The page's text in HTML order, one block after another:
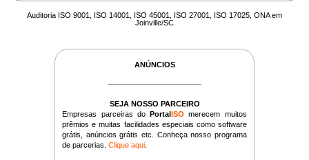
Auditoria ISO 9001, ISO 14001, ISO 45001, ISO 27001, ISO 17025, ONA em
Joinville/SC
ANÚNCIOS
SEJA NOSSO PARCEIRO
Empresas parceiras doPortalISO merecem muitos
prêmios e muitas facilidades especiais como software
grátis, anúncios grátis etc. Conheça nosso programa
de parcerias.Clique aqui